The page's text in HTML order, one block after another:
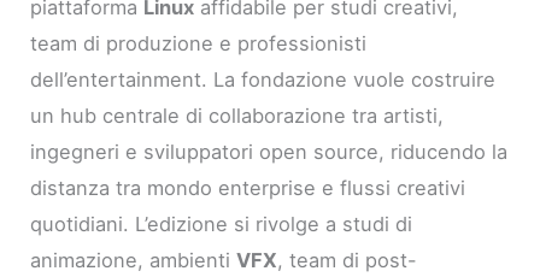
piattaforma Linux affidabile per studi creativi,
team di produzione e professionisti
dell’entertainment. La fondazione vuole costruire
un hub centrale di collaborazione tra artisti,
ingegneri e sviluppatori open source, riducendo la
distanza tra mondo enterprise e flussi creativi
quotidiani. L’edizione si rivolge a studi di
animazione, ambientiVFX, team di post-